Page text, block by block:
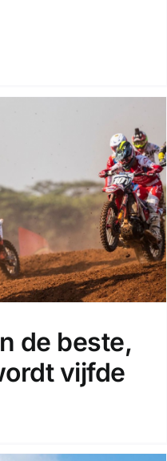
de beste,
vijfde